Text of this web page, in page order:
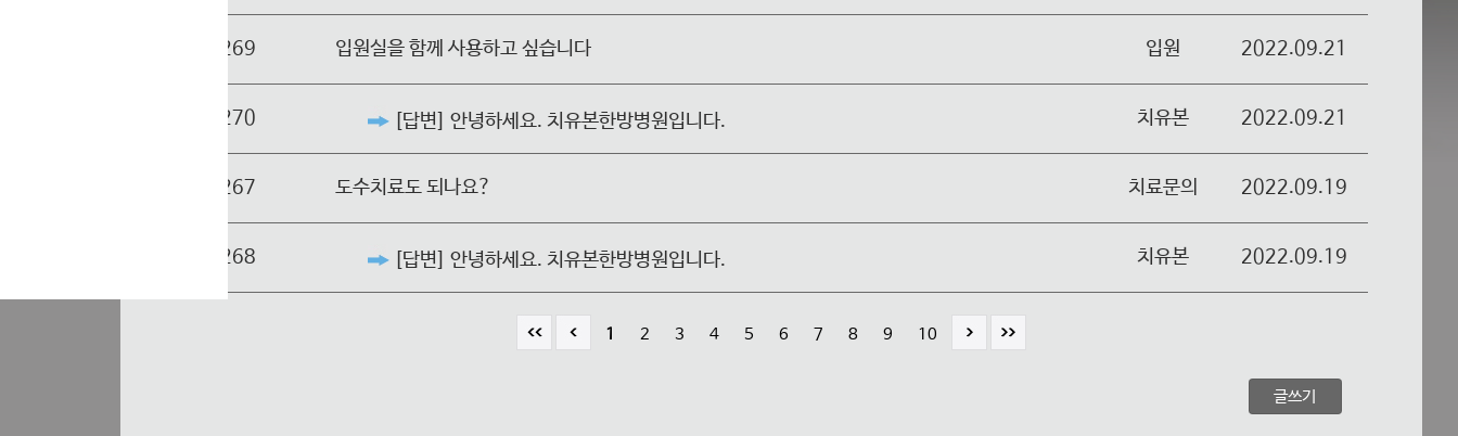
269 입원실을 함께 사용하고 싶습니다 입원 2022.09.21
270 [답변] 안녕하세요. 치유본한방병원입니다. 치유본 2022.09.21
267 도수치료도 되나요? 치료문의 2022.09.19
268 [답변] 안녕하세요. 치유본한방병원입니다. 치유본 2022.09.19
1 2 3 4 5 6 7 8 9 10